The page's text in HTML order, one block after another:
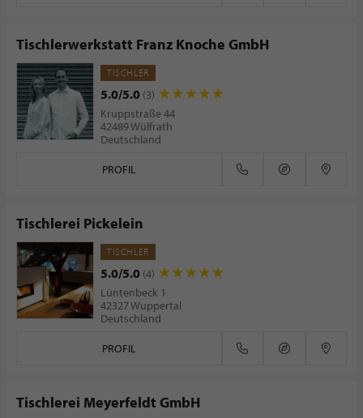
Tischlerwerkstatt Franz Knoche GmbH
TISCHLER
5.0/5.0 (3)
Kruppstraße 44
42489 Wülfrath
Deutschland
PROFIL
Tischlerei Pickelein
TISCHLER
5.0/5.0 (4)
Lüntenbeck 1
42327 Wuppertal
Deutschland
PROFIL
Tischlerei Meyerfeldt GmbH